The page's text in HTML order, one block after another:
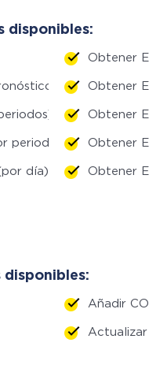
disponibles:
Obtener
lineal)Obtener
Obtener
periodos) Obtener
día) Obtener
Añadir